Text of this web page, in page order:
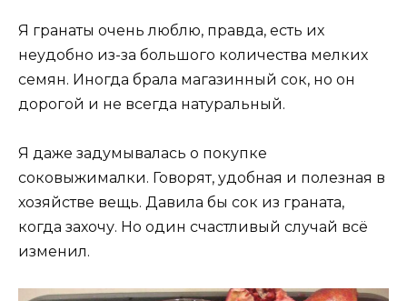
Я гранаты очень люблю, правда, есть их
неудобно из-за большого количества мелких
семян. Иногда брала магазинный сок, но он
дорогой и не всегда натуральный.
Я даже задумывалась о покупке
соковыжималки. Говорят, удобная и полезная в
хозяйстве вещь. Давила бы сок из граната,
когда захочу. Но один счастливый случай всё
изменил.